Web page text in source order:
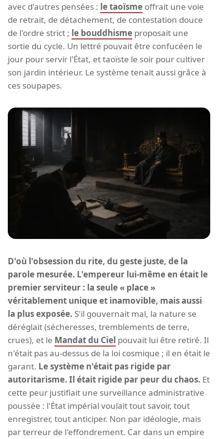
avec d'autres pensées : le taoïsme offrait une voie
de retrait, de détachement, de contestation douce
de l'ordre strict ; le bouddhisme proposait une
sortie du cycle. Un lettré pouvait être confucéen le
jour pour servir l'État, et taoïste le soir pour cultiver
son jardin intérieur. Le système tenait aussi grâce à
ces soupapes.
D'où l'obsession du rite, du geste juste, de la
parole mesurée. L'empereur lui-même en était le
premier serviteur : la seule « place »
véritablement unique et inamovible, mais aussi
la plus exposée. S'il gouvernait mal, la nature se
déréglait (sécheresses, tremblements de terre,
crues), et le Mandat du Ciel pouvait lui être retiré. Il
n'était pas au-dessus de la loi cosmique ; il en était le
garant. Le système n'était pas rigide par
autoritarisme. Il était rigide par peur du chaos. Et
cette peur justifiait une surveillance administrative
poussée : l'État impérial voulait tout savoir, tout
enregistrer, tout anticiper. Non par idéologie, mais
par terreur de l'effondrement. Car dans un empire